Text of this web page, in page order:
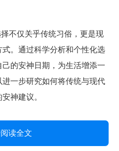
不仅关乎传统习俗，更是现
。通过科学分析和个性化选
的安神日期，为生活增添一
一步研究如何将传统与现代
神建议。
读全文